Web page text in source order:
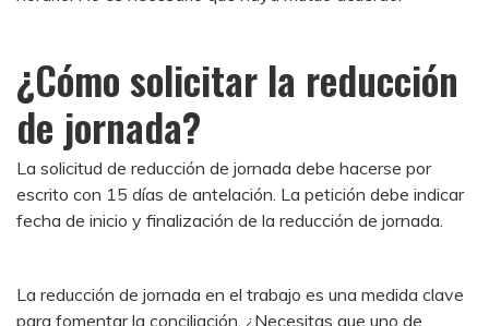
¿Cómo solicitar la reducción
de jornada?
La solicitud de reducción de jornada debe hacerse por
escrito con 15 días de antelación. La petición debe indicar
fecha de inicio y finalización de la reducción de jornada.
La reducción de jornada en el trabajo es una medida clave
para fomentar la conciliación. ¿Necesitas que uno de